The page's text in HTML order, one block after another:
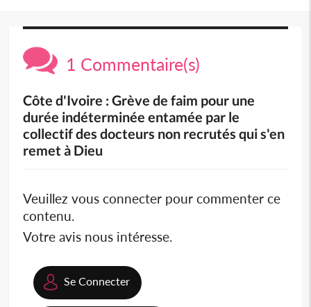
1 Commentaire(s)
Côte d'Ivoire : Grève de faim pour une
durée indéterminée entamée par le
collectif des docteurs non recrutés qui s'en
remet à Dieu
Veuillez vous connecter pour commenter ce
contenu.
Votre avis nous intéresse.
Se Connecter